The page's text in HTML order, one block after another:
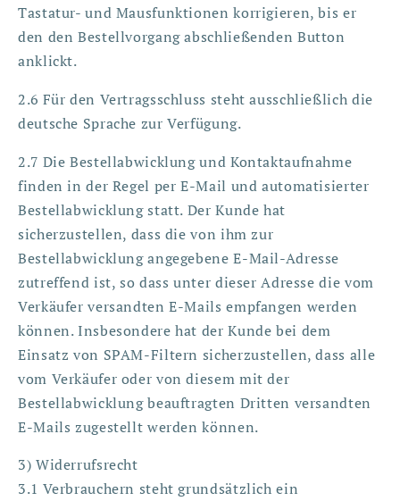
Tastatur- und Mausfunktionen korrigieren, bis er
den den Bestellvorgang abschließenden Button
anklickt.
2.6 Für den Vertragsschluss steht ausschließlich die
deutsche Sprache zur Verfügung.
2.7 Die Bestellabwicklung und Kontaktaufnahme
finden in der Regel per E-Mail und automatisierter
Bestellabwicklung statt. Der Kunde hat
sicherzustellen, dass die von ihm zur
Bestellabwicklung angegebene E-Mail-Adresse
zutreffend ist, so dass unter dieser Adresse die vom
Verkäufer versandten E-Mails empfangen werden
können. Insbesondere hat der Kunde bei dem
Einsatz von SPAM-Filtern sicherzustellen, dass alle
vom Verkäufer oder von diesem mit der
Bestellabwicklung beauftragten Dritten versandten
E-Mails zugestellt werden können.
3) Widerrufsrecht
3.1 Verbrauchern steht grundsätzlich ein